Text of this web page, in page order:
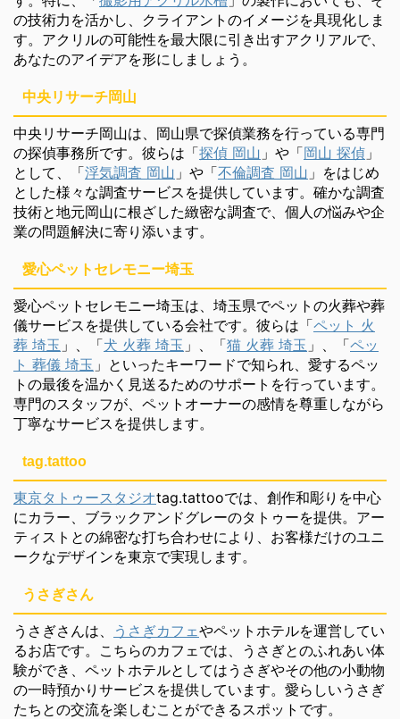
の技術力を活かし、クライアントのイメージを具現化しま
す。アクリルの可能性を最大限に引き出すアクリアルで、
あなたのアイデアを形にしましょう。
中央リサーチ岡山
中央リサーチ岡山は、岡山県で探偵業務を行っている専門
の探偵事務所です。彼らは「探偵 岡山 」や「岡山 探偵 」
として、「浮気調査 岡山 」や「不倫調査 岡山 」をはじめ
とした様々な調査サービスを提供しています。確かな調査
技術と地元岡山に根ざした緻密な調査で、個人の悩みや企
業の問題解決に寄り添います。
愛心ペットセレモニー埼玉
愛心ペットセレモニー埼玉は、埼玉県でペットの火葬や葬
儀サービスを提供している会社です。彼らは「ペット 火
葬 埼玉 」、「犬 火葬 埼玉 」、「猫 火葬 埼玉 」、「ペッ
ト 葬儀 埼玉 」といったキーワードで知られ、愛するペッ
トの最後を温かく見送るためのサポートを行っています。
専門のスタッフが、ペットオーナーの感情を尊重しながら
丁寧なサービスを提供します。
tag.tattoo
東京タトゥースタジオtag.tattooでは、創作和彫りを中心
にカラー、ブラックアンドグレーのタトゥーを提供。アー
ティストとの綿密な打ち合わせにより、お客様だけのユニ
ークなデザインを東京で実現します。
うさぎさん
うさぎさんは、 うさぎカフェやペットホテルを運営してい
るお店です。こちらのカフェでは、うさぎとのふれあい体
験ができ、ペットホテルとしてはうさぎやその他の小動物
の一時預かりサービスを提供しています。愛らしいうさぎ
たちとの交流を楽しむことができるスポットです。